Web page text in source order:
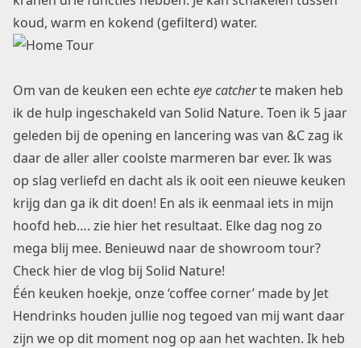
koud, warm en kokend (gefilterd) water.
Om van de keuken een echteeye catcherte maken heb
ik de hulp ingeschakeld van Solid Nature. Toen ik 5 jaar
geleden bij de opening en lancering was van &C zag ik
daar de aller aller coolste marmeren bar ever. Ik was
op slag verliefd en dacht als ik ooit een nieuwe keuken
krijg dan ga ik dit doen! En als ik eenmaal iets in mijn
hoofd heb…. zie hier het resultaat. Elke dag nog zo
mega blij mee. Benieuwd naar de showroom tour?
Check hier de vlog bij Solid Nature!
Één keuken hoekje, onze ‘coffee corner’ made by Jet
Hendrinks houden jullie nog tegoed van mij want daar
zijn we op dit moment nog op aan het wachten. Ik heb